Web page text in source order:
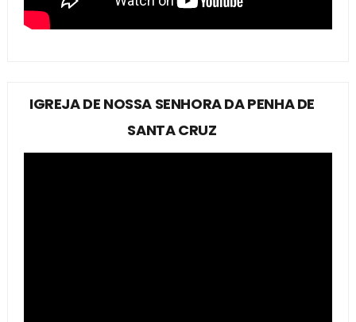
IGREJA DE NOSSA SENHORA DA PENHA DE
SANTA CRUZ